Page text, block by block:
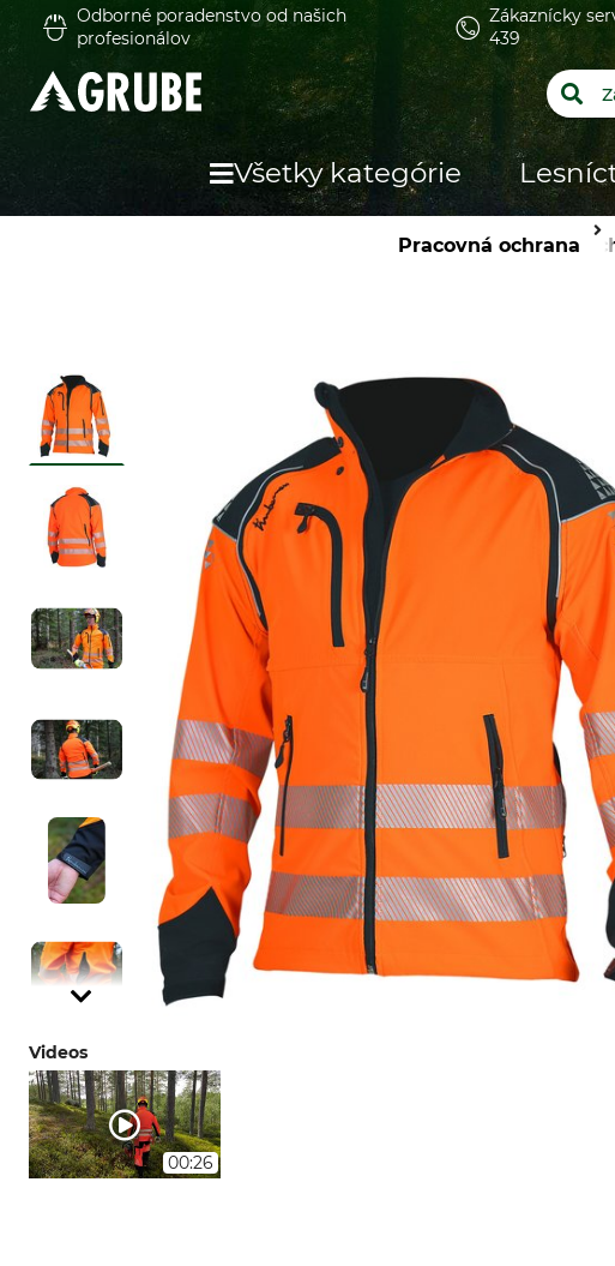
Odborné poradenstvo od našich
profesionálov
Zákaznícky
439
Všetky kategórie
Pracovná ochrana
Videos
00:26